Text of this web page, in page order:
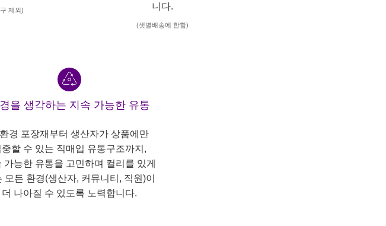
제외)
니다.
(샛별배송에 한함)
을 생각하는 지속 가능한 유통
경 포장재부터 생산자가 상품에만
중할 수 있는 직매입 유통구조까지,
가능한 유통을 고민하며 컬리를 있게
모든 환경(생산자, 커뮤니티, 직원)이
더 나아질 수 있도록 노력합니다.